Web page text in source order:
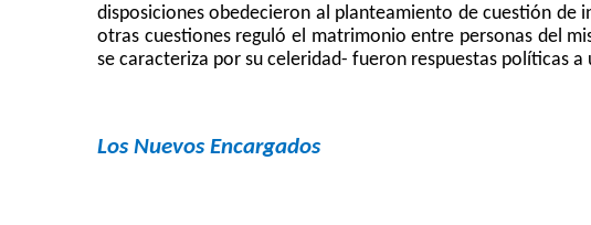
disposiciones obedecieron al planteamiento de cuestión de
otras cuestiones reguló el matrimonio entre personas del
se caracteriza por su celeridad- fueron respuestas políticas
Los Nuevos Encargados